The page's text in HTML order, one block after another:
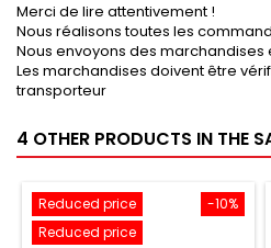
Merci de lire attentivement !
Nous réalisons toutes les
Nous envoyons des marchandises
Les marchandises doivent être
transporteur
4 OTHER PRODUCTS IN THE
-10%
Reduced price
Reduced price